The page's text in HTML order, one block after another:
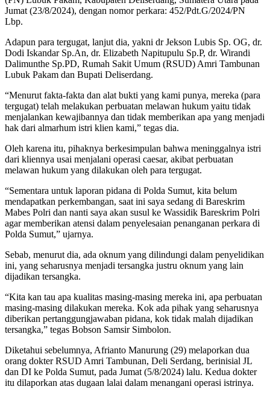
Jumat (23/8/2024), dengan nomor perkara: 452/Pdt.G/2024/PN
Lbp.
Adapun para tergugat, lanjut dia, yakni dr Jekson Lubis Sp. OG, dr.
Dodi Iskandar Sp.An, dr. Elizabeth Napitupulu Sp.P, dr. Wirandi
Dalimunthe Sp.PD, Rumah Sakit Umum (RSUD) Amri Tambunan
Lubuk Pakam dan Bupati Deliserdang.
“Menurut fakta-fakta dan alat bukti yang kami punya, mereka (para
tergugat) telah melakukan perbuatan melawan hukum yaitu tidak
menjalankan kewajibannya dan tidak memberikan apa yang menjadi
hak dari almarhum istri klien kami,” tegas dia.
Oleh karena itu, pihaknya berkesimpulan bahwa meninggalnya istri
dari kliennya usai menjalani operasi caesar, akibat perbuatan
melawan hukum yang dilakukan oleh para tergugat.
“Sementara untuk laporan pidana di Polda Sumut, kita belum
mendapatkan perkembangan, saat ini saya sedang di Bareskrim
Mabes Polri dan nanti saya akan susul ke Wassidik Bareskrim Polri
agar memberikan atensi dalam penyelesaian penanganan perkara di
Polda Sumut,” ujarnya.
Sebab, menurut dia, ada oknum yang dilindungi dalam penyelidikan
ini, yang seharusnya menjadi tersangka justru oknum yang lain
dijadikan tersangka.
“Kita kan tau apa kualitas masing-masing mereka ini, apa perbuatan
masing-masing dilakukan mereka. Kok ada pihak yang seharusnya
diberikan pertanggungjawaban pidana, kok tidak malah dijadikan
tersangka,” tegas Bobson Samsir Simbolon.
Diketahui sebelumnya, Afrianto Manurung (29) melaporkan dua
orang dokter RSUD Amri Tambunan, Deli Serdang, berinisial JL
dan DI ke Polda Sumut, pada Jumat (5/8/2024) lalu. Kedua dokter
itu dilaporkan atas dugaan lalai dalam menangani operasi istrinya.